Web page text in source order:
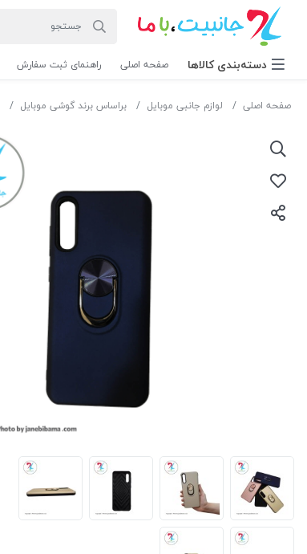
دسته‌بندی‌ کالاها صفحه اصلی راهنمای ثبت سفارش
صفحه اصلی لوازم جانبی موبایل براساس برند گوشی موبایل